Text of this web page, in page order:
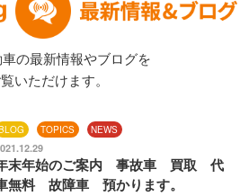
の最新情報やブログを
いただけます。
TOPICS NEWS
末年始のご案内 事故車 買取 代
無料 故障車 預かります。